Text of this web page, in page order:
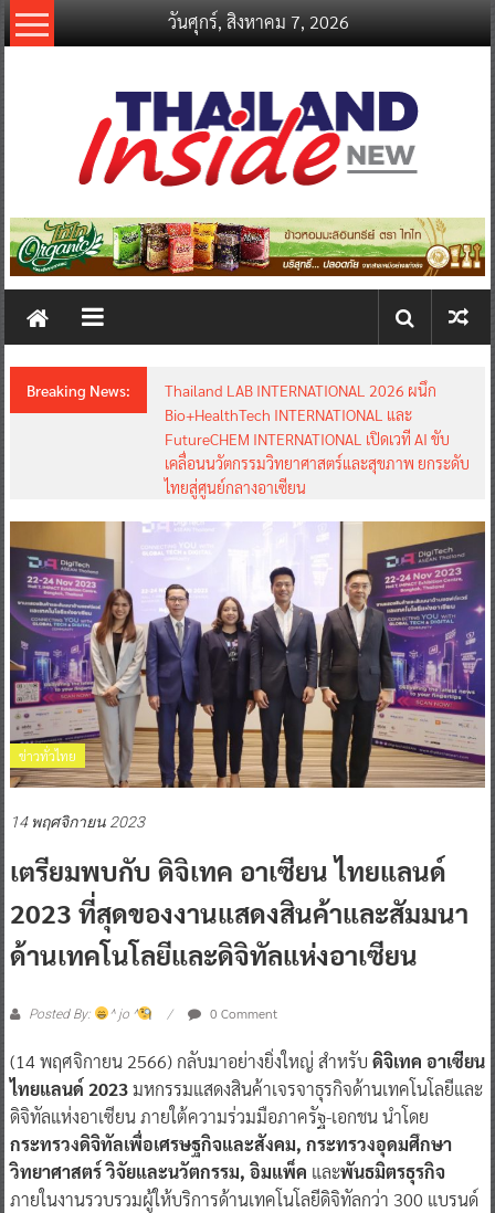
Skip
to
วันศุกร์, สิงหาคม 7, 2026
thailandinsidenew.com
Thailand
New
Breaking News:
Thailand LAB INTERNATIONAL 2026 ผนึก
Bio+HealthTech INTERNATIONAL และ
FutureCHEM INTERNATIONAL เปิดเวที AI ขับ
เคลื่อนนวัตกรรมวิทยาศาสตร์และสุขภาพ ยกระดับ
ไทยสู่ศูนย์กลางอาเซียน
ข่าวทั่วไทย
14 พฤศจิกายน 2023
เตรียมพบกับ ดิจิเทค อาเซียน ไทยแลนด์
2023 ที่สุดของงานแสดงสินค้าและสัมมนา
ด้านเทคโนโลยีและดิจิทัลแห่งอาเซียน
Posted By: ^ jo ^ 0 Comment
(14 พฤศจิกายน 2566) กลับมาอย่างยิ่งใหญ่ สำหรับ ดิจิเทค อาเซียน
ไทยแลนด์ 2023มหกรรมแสดงสินค้าเจรจาธุรกิจด้านเทคโนโลยีและ
ดิจิทัลแห่งอาเซียน ภายใต้ความร่วมมือภาครัฐ-เอกชน นำโดย
กระทรวงดิจิทัลเพื่อเศรษฐกิจและสังคม, กระทรวงอุดมศึกษา
วิทยาศาสตร์ วิจัยและนวัตกรรม, อิมแพ็ค และพันธมิตรธุรกิจ
ภายในงานรวบรวมผู้ให้บริการด้านเทคโนโลยีดิจิทัลกว่า 300 แบรนด์